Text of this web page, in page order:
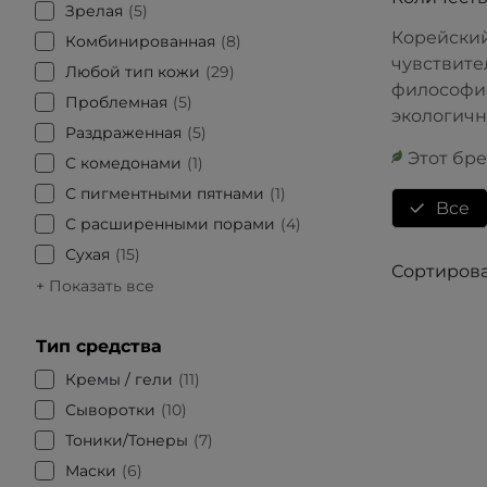
Зрелая
5
Комбинированная
8
Любой тип кожи
29
Проблемная
5
Раздраженная
5
С комедонами
1
С пигментными пятнами
1
С расширенными порами
4
Сухая
15
+ Показать все
Тип средства
Кремы / гели
11
Сыворотки
10
Тоники/Тонеры
7
Маски
6
Этот
Bce